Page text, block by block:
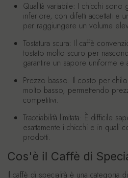
Qualità variabile: I chicchi sono
inferiore, con difetti accettati e
per raggiungere un volume
Tostatura scura: Il caffè
tostato molto scuro per
garantire un sapore uniforme e
Prezzo basso: Il costo per
molto basso, permettendo
competitivi.
Tracciabilità limitata: È difficile
esattamente i chicchi e in quali
prodotti.
Cos'è il Caffè di
Il caffè di specialità è una categoria